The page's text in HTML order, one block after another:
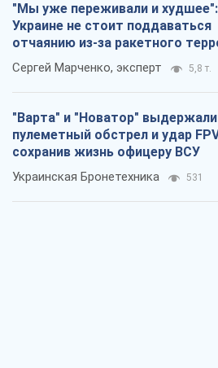
"Мы уже переживали и худшее":
Украине не стоит поддаваться
отчаянию из-за ракетного
Сергей Марченко, эксперт 5,8 т.
"Варта" и "Новатор" выдержали
пулеметный обстрел и удар
сохранив жизнь офицеру ВСУ
Украинская Бронетехника 531